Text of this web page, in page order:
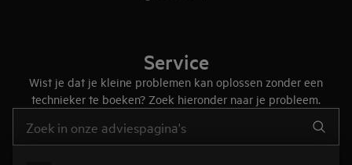
Service
Wist je dat je kleine problemen kan oplossen zonder een
technieker te boeken? Zoek hieronder naar je probleem.